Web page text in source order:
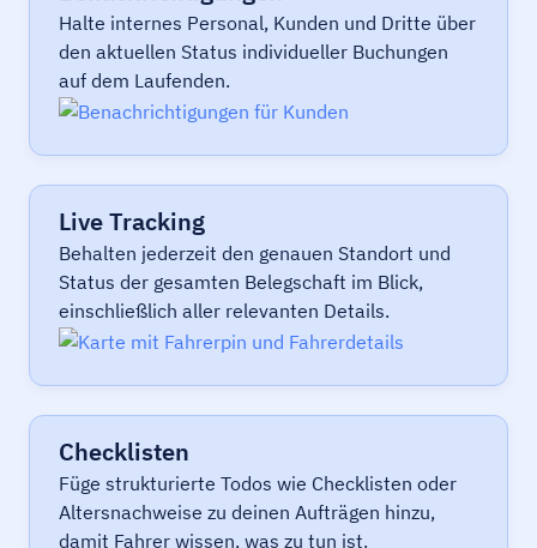
Halte internes Personal, Kunden und Dritte über
den aktuellen Status individueller Buchungen
auf dem Laufenden.
Live Tracking
Behalten jederzeit den genauen Standort und
Status der gesamten Belegschaft im Blick,
einschließlich aller relevanten Details.
Checklisten
Füge strukturierte Todos wie Checklisten oder
Altersnachweise zu deinen Aufträgen hinzu,
damit Fahrer wissen, was zu tun ist.